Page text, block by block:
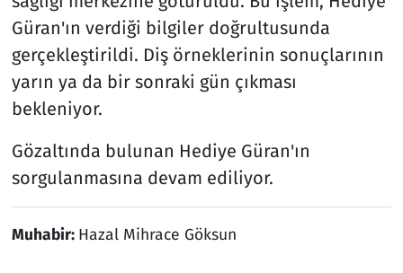
Güran'ın verdiği bilgiler doğrultusunda
gerçekleştirildi. Diş örneklerinin sonuçlarının
yarın ya da bir sonraki gün çıkması
bekleniyor.
Gözaltında bulunan Hediye Güran'ın
sorgulanmasına devam ediliyor.
Muhabir: Hazal Mihrace Göksun